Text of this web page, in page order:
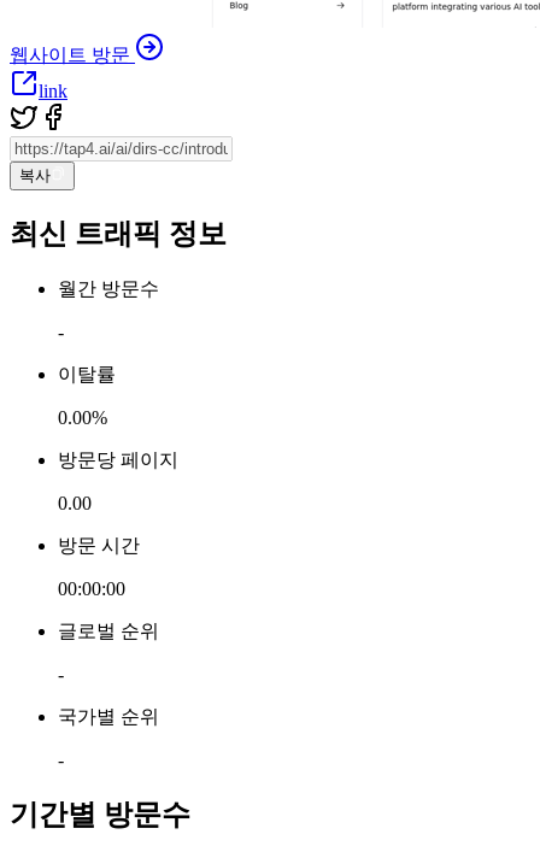
웹사이트 방문
link
복사
최신 트래픽 정보
월간 방문수
-
이탈률
0.00%
방문당 페이지
0.00
방문 시간
00:00:00
글로벌 순위
-
국가별 순위
-
기간별 방문수